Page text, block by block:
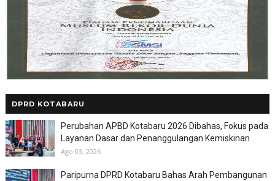
DPRD KOTABARU
Perubahan APBD Kotabaru 2026 Dibahas, Fokus pada
Layanan Dasar dan Penanggulangan Kemiskinan
Ago 03, 2026
Paripurna DPRD Kotabaru Bahas Arah Pembangunan